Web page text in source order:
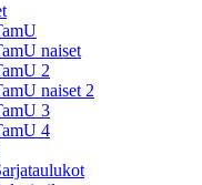
naiset
2
naiset 2
3
4